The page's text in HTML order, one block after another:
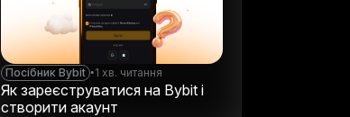
Посібник Bybit •1 хв. читання
Як зареєструватися на Bybit і
створити акаунт